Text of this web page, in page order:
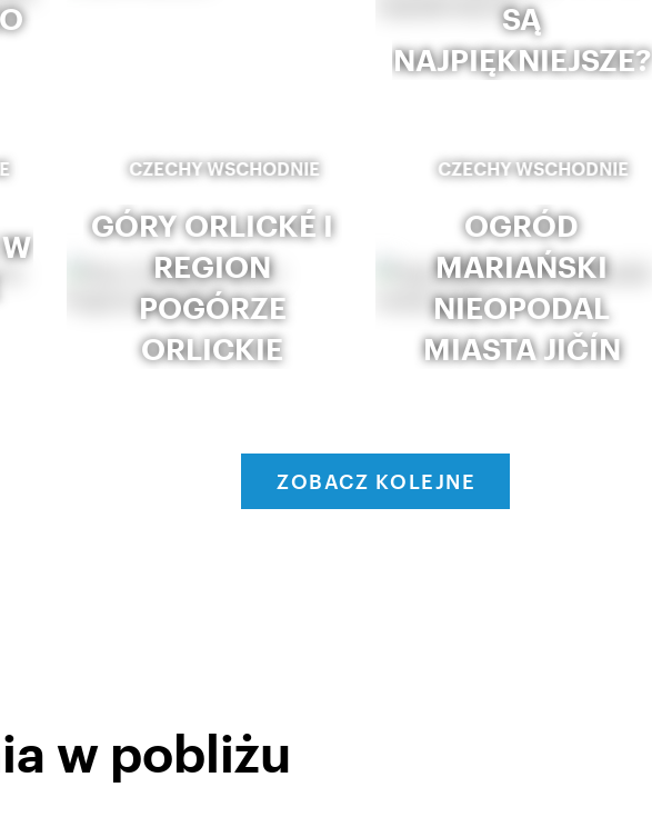
SĄ
NAJPIĘKNIEJSZE?
CZECHY WSCHODNIE
GÓRY ORLICKÉ I
REGION
POGÓRZE
ORLICKIE
CZECHY WSCHODNIE
OGRÓD
MARIAŃSKI
NIEOPODAL
MIASTA JIČÍN
ZOBACZ KOLEJNE
w pobliżu